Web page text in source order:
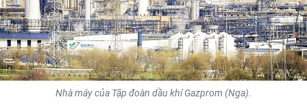
KHOA HỌC - CÔNG NGHỆ
MÔI TRƯỜNG
BẠN ĐỌC
Nhà máy của Tập đoàn dầu khí Gazprom (Nga).